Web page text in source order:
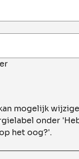
mogelijk
onder
het oog?'.